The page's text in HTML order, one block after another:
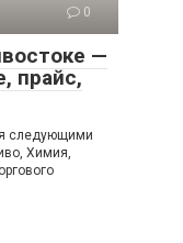
0
—
прайс,
следующими
Химия,